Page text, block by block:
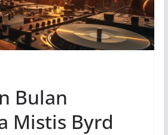
Bulan
Mistis Byrd